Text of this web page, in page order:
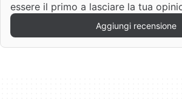
essere il primo a lasciare la tua
Aggiungi recensione